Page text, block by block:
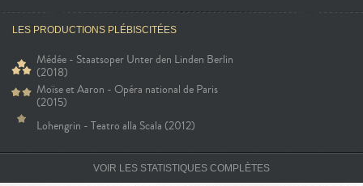
LES PRODUCTIONS PLÉBISCITÉES
Médée - Staatsoper Unter den Linden Berlin
(2018)
Moïse et Aaron - Opéra national de Paris
(2015)
Lohengrin - Teatro alla Scala (2012)
VOIR LES STATISTIQUES COMPLÈTES